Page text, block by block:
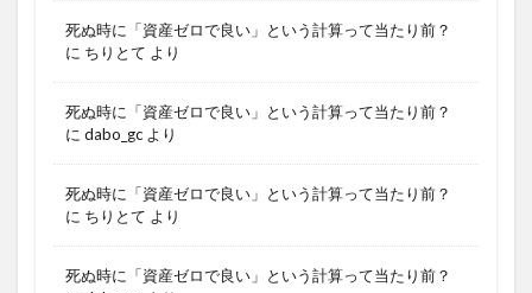
死ぬ時に「資産ゼロで良い」という計算って当たり前？
に ちりとて より
死ぬ時に「資産ゼロで良い」という計算って当たり前？
に dabo_gc より
死ぬ時に「資産ゼロで良い」という計算って当たり前？
に ちりとて より
死ぬ時に「資産ゼロで良い」という計算って当たり前？